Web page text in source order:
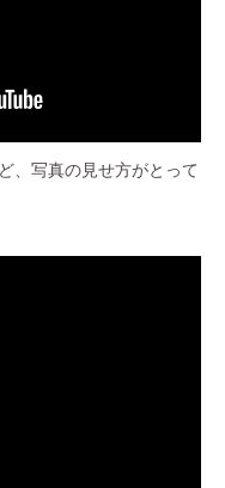
、写真の見せ方がとって